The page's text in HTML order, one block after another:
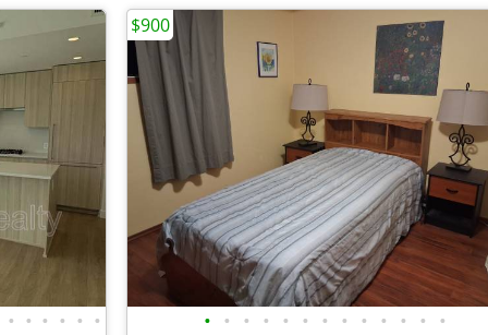
• • • • • • • • • • • • • • • • • • •
$900